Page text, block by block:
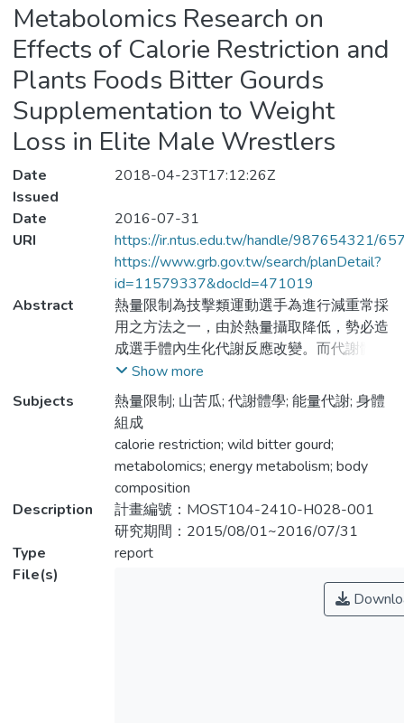
Metabolomics Research on
Effects of Calorie Restriction and
Plants Foods Bitter Gourds
Supplementation to Weight
Loss in Elite Male Wrestlers
Date
Issued
2018-04-23T17:12:26Z
Date
2016-07-31
URI
https://ir.ntus.edu.tw/handle/987654321/
https://www.grb.gov.tw/search/planDetail?
id=11579337&docId=471019
Abstract
熱量限制為技擊類運動選手為進行減重常採
用之方法之一，由於熱量攝取降低，勢必造
成選手體內生化代謝反應改變。而代謝體學
為近年來生命科學研究之新興領域，利用高
靈敏、 可快速大量分析小分子之精密儀
器，藉由全圖譜之呈現，可推測與追蹤代謝
途徑的變化。本 計畫擬探討優秀男性角力
選手為進行減重而採用短期熱量限制以及山
苦瓜補充品，對其減重 效果與運動表現之
影響，並以代謝體學為研究工具，探討可能
之機制。本研究擬分兩年進行， 第一年對
15 位優秀男性角力選手進行 20 kcal/kg 的
熱量限制，為期十天。每日醣類、蛋白 質
與脂質的攝取量分別為 3.4 g/kg、1.5
g/kg、0.05 g/kg。水分與鹽分為自由攝取，
Show more
Subjects
熱量限制; 山苦瓜; 代謝體學; 能量代謝; 身體
組成
calorie restriction; wild bitter gourd;
metabolomics; energy metabolism; body
composition
Description
計畫編號：MOST104-2410-H028-001
研究期間：2015/08/01~2016/07/31
Type
report
File(s)